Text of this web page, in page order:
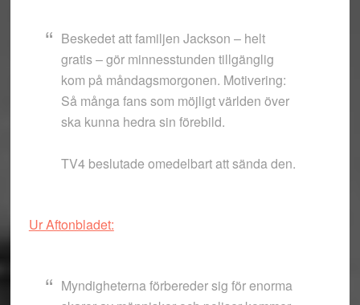
Beskedet att familjen Jackson – helt
gratis – gör minnesstunden tillgänglig
kom på måndagsmorgonen. Motivering:
Så många fans som möjligt världen över
ska kunna hedra sin förebild.
TV4 beslutade omedelbart att sända den.
Ur Aftonbladet:
Myndigheterna förbereder sig för enorma